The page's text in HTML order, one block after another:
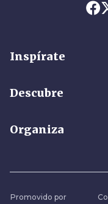
Inspírate
Descubre
Organiza
Promovido por